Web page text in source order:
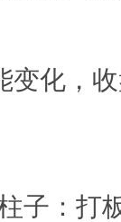
变化，
子：打